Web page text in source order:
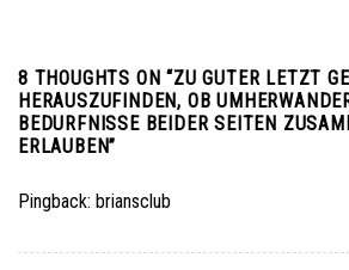
8 THOUGHTS ON “ZU GUTER LETZT
HERAUSZUFINDEN, OB
BEDURFNISSE BEIDER SEITEN
ERLAUBEN”
Pingback: briansclub